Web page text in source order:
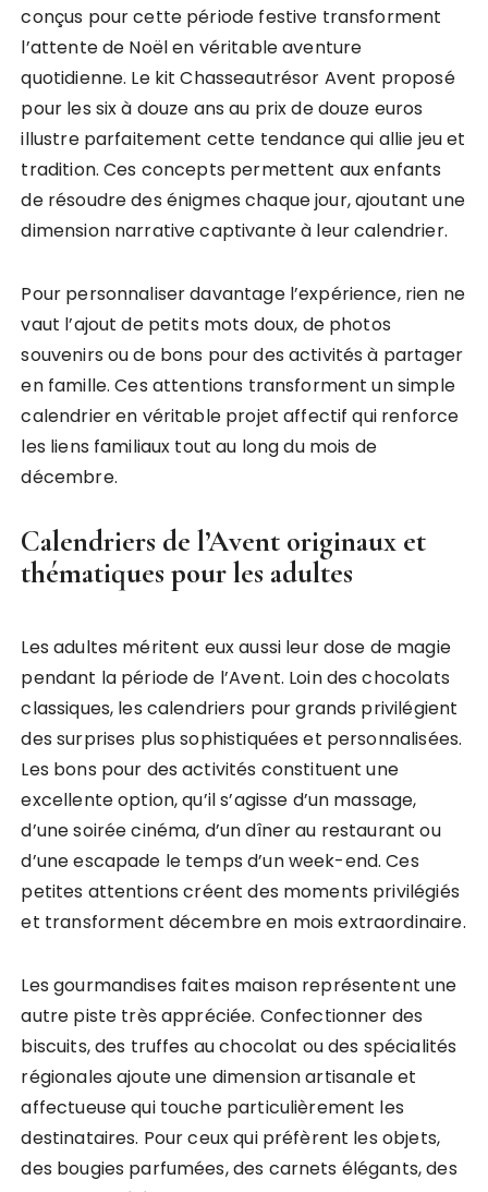
conçus pour cette période festive transforment
l’attente de Noël en véritable aventure
quotidienne. Le kit Chasseautrésor Avent proposé
pour les six à douze ans au prix de douze euros
illustre parfaitement cette tendance qui allie jeu et
tradition. Ces concepts permettent aux enfants
de résoudre des énigmes chaque jour, ajoutant une
dimension narrative captivante à leur calendrier.
Pour personnaliser davantage l’expérience, rien ne
vaut l’ajout de petits mots doux, de photos
souvenirs ou de bons pour des activités à partager
en famille. Ces attentions transforment un simple
calendrier en véritable projet affectif qui renforce
les liens familiaux tout au long du mois de
décembre.
Calendriers de l’Avent originaux et
thématiques pour les adultes
Les adultes méritent eux aussi leur dose de magie
pendant la période de l’Avent. Loin des chocolats
classiques, les calendriers pour grands privilégient
des surprises plus sophistiquées et personnalisées.
Les bons pour des activités constituent une
excellente option, qu’il s’agisse d’un massage,
d’une soirée cinéma, d’un dîner au restaurant ou
d’une escapade le temps d’un week-end. Ces
petites attentions créent des moments privilégiés
et transforment décembre en mois extraordinaire.
Les gourmandises faites maison représentent une
autre piste très appréciée. Confectionner des
biscuits, des truffes au chocolat ou des spécialités
régionales ajoute une dimension artisanale et
affectueuse qui touche particulièrement les
destinataires. Pour ceux qui préfèrent les objets,
des bougies parfumées, des carnets élégants, des